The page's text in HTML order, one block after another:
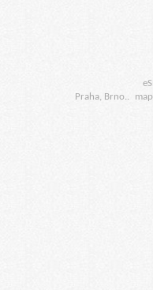
Praha, Brno..